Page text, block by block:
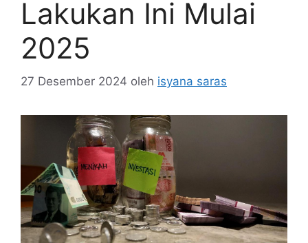
Lakukan Ini Mulai
2025
27 Desember 2024 oleh isyana saras